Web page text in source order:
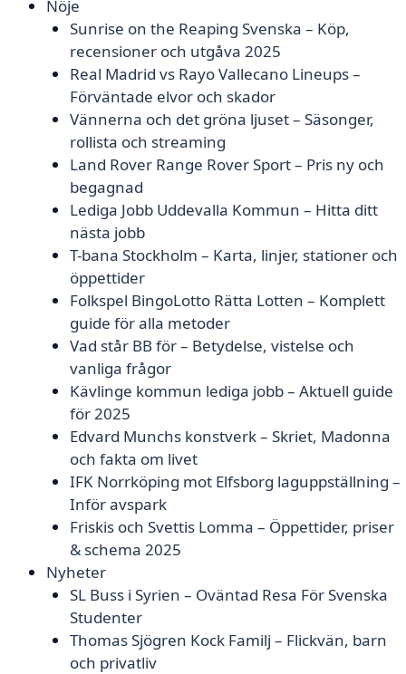
Nöje
Sunrise on the Reaping Svenska – Köp,
recensioner och utgåva 2025
Real Madrid vs Rayo Vallecano Lineups –
Förväntade elvor och skador
Vännerna och det gröna ljuset – Säsonger,
rollista och streaming
Land Rover Range Rover Sport – Pris ny och
begagnad
Lediga Jobb Uddevalla Kommun – Hitta ditt
nästa jobb
T-bana Stockholm – Karta, linjer, stationer och
öppettider
Folkspel BingoLotto Rätta Lotten – Komplett
guide för alla metoder
Vad står BB för – Betydelse, vistelse och
vanliga frågor
Kävlinge kommun lediga jobb – Aktuell guide
för 2025
Edvard Munchs konstverk – Skriet, Madonna
och fakta om livet
IFK Norrköping mot Elfsborg laguppställning –
Inför avspark
Friskis och Svettis Lomma – Öppettider, priser
& schema 2025
Nyheter
SL Buss i Syrien – Oväntad Resa För Svenska
Studenter
Thomas Sjögren Kock Familj – Flickvän, barn
och privatliv